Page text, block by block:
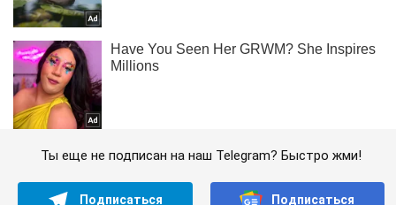
Ты еще не подписан на наш Telegram? Быстро жми!
Подписаться Подписаться